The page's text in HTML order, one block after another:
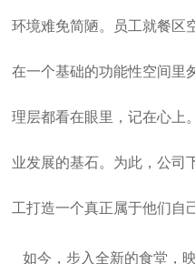
环境难免简陋。员工就餐区
在一个基础的功能性空间里
理层都看在眼里，记在心上
业发展的基石。为此，公司
工打造一个真正属于他们自
如今，步入全新的食堂，